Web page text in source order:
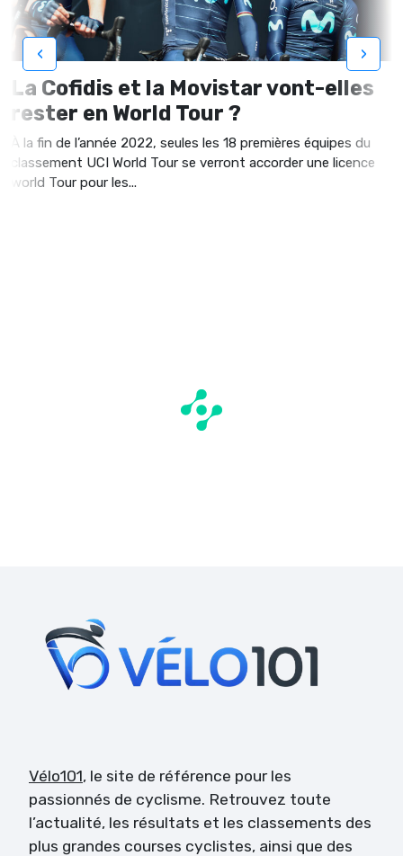
La Cofidis et la Movistar vont-elles
rester en World Tour ?
À la fin de l’année 2022, seules les 18 premières équipes du
classement UCI World Tour se verront accorder une licence
world Tour pour les...
‹ ›
Vélo101, le site de référence pour les
passionnés de cyclisme. Retrouvez toute
l’actualité, les résultats et les classements des
plus grandes courses cyclistes, ainsi que des